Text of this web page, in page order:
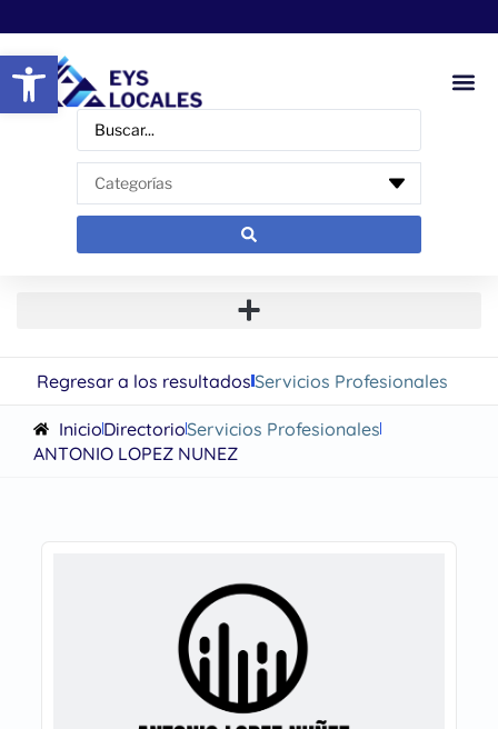
Abrir barra de herramientas
Regresar a los resultadosServicios Profesionales
InicioDirectorioServicios Profesionales
ANTONIO LOPEZ NUNEZ